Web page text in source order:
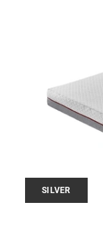
SILVER